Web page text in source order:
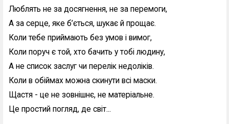
Люблять не за досягнення, не за перемоги,
А за серце, яке б’ється, шукає й прощає.
Коли тебе приймають без умов і вимог,
Коли поруч є той, хто бачить у тобі людину,
А не список заслуг чи перелік недоліків.
Коли в обіймах можна скинути всі маски.
Щастя - це не зовнішнє, не матеріальне.
Це простий погляд, де світ...